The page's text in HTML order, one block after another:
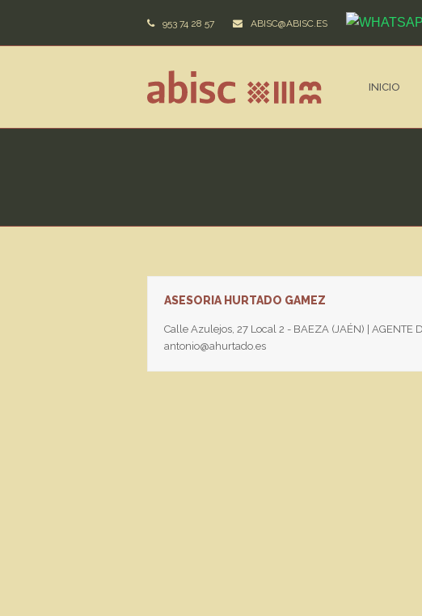
953 74 28 57 ABISC@ABISC.ES
INICIO
ASESORIA HURTADO GAMEZ
Calle Azulejos, 27 Local 2 - BAEZA (JAÉN) | AGENTE
antonio@ahurtado.es